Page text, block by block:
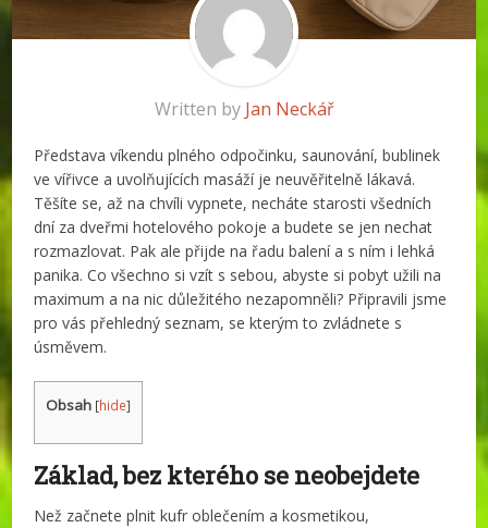
Written by Jan Neckář
Představa víkendu plného odpočinku, saunování, bublinek
ve vířivce a uvolňujících masáží je neuvěřitelně lákavá.
Těšíte se, až na chvíli vypnete, necháte starosti všedních
dní za dveřmi hotelového pokoje a budete se jen nechat
rozmazlovat. Pak ale přijde na řadu balení a s ním i lehká
panika. Co všechno si vzít s sebou, abyste si pobyt užili na
maximum a na nic důležitého nezapomněli? Připravili jsme
pro vás přehledný seznam, se kterým to zvládnete s
úsměvem.
Obsah [hide]
Základ, bez kterého se neobejdete
Než začnete plnit kufr oblečením a kosmetikou,